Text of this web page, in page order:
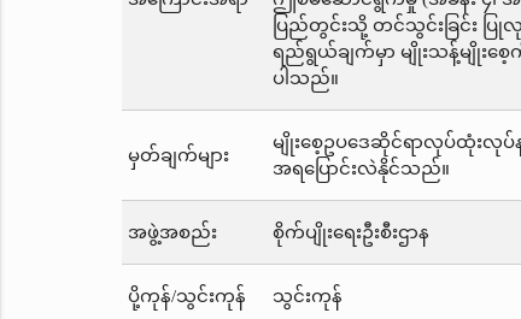
ပြည်တွင်းသို့ တင်သွင်းခြင်း ပ
ရည်ရွယ်ချက်မှာ မျိုးသန့်မျိုးစ
ပါသည်။
မှတ်ချက်များ
မျိုးစေ့ဥပဒေဆိုင်ရာလုပ်ထုံးလုပ်
အရပြောင်းလဲနိုင်သည်။
အဖွဲ့အစည်း စိုက်ပျိုးရေးဦးစီးဌာန
ပို့ကုန်/သွင်းကုန် သွင်းကုန်